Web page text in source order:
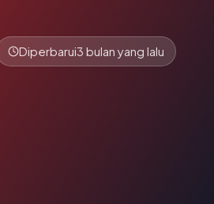
Diperbarui3 bulan yang lalu